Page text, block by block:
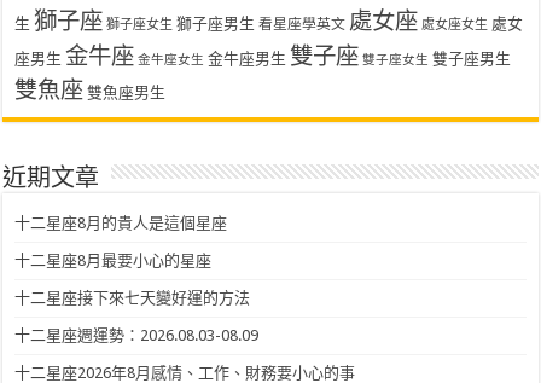
生 獅子座 獅子座女生 獅子座男生 看星座學英文 處女座 處女座女生 處女
座男生 金牛座 金牛座女生 金牛座男生 雙子座 雙子座女生 雙子座男生
雙魚座 雙魚座男生
近期文章
十二星座8月的貴人是這個星座
十二星座8月最要小心的星座
十二星座接下來七天變好運的方法
十二星座週運勢：2026.08.03-08.09
十二星座2026年8月感情、工作、財務要小心的事